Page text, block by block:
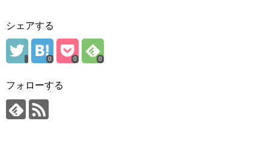
シェアする
0 0 0
フォローする